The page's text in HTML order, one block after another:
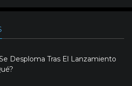
Desploma Tras El Lanzamiento